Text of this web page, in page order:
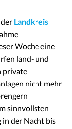
Landkreis
Woche eine
land- und
private
nicht mehr
sinnvollsten
in der Nacht bis